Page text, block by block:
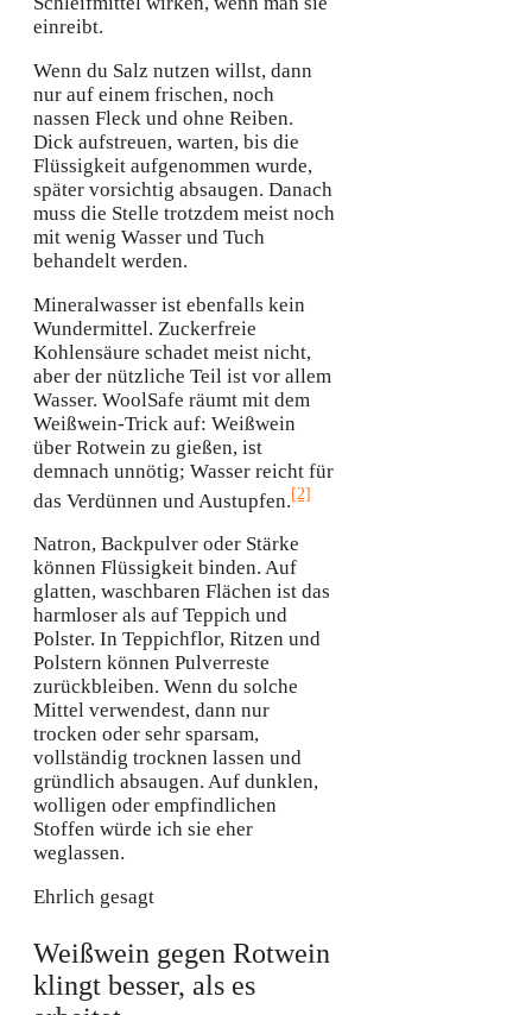
einreibt.
Wenn du Salz nutzen willst, dann
nur auf einem frischen, noch
nassen Fleck und ohne Reiben.
Dick aufstreuen, warten, bis die
Flüssigkeit aufgenommen wurde,
später vorsichtig absaugen. Danach
muss die Stelle trotzdem meist noch
mit wenig Wasser und Tuch
behandelt werden.
Mineralwasser ist ebenfalls kein
Wundermittel. Zuckerfreie
Kohlensäure schadet meist nicht,
aber der nützliche Teil ist vor allem
Wasser. WoolSafe räumt mit dem
Weißwein-Trick auf: Weißwein
über Rotwein zu gießen, ist
demnach unnötig; Wasser reicht für
das Verdünnen und Austupfen.[2]
Natron, Backpulver oder Stärke
können Flüssigkeit binden. Auf
glatten, waschbaren Flächen ist das
harmloser als auf Teppich und
Polster. In Teppichflor, Ritzen und
Polstern können Pulverreste
zurückbleiben. Wenn du solche
Mittel verwendest, dann nur
trocken oder sehr sparsam,
vollständig trocknen lassen und
gründlich absaugen. Auf dunklen,
wolligen oder empfindlichen
Stoffen würde ich sie eher
weglassen.
Ehrlich gesagt
Weißwein gegen Rotwein
klingt besser, als es